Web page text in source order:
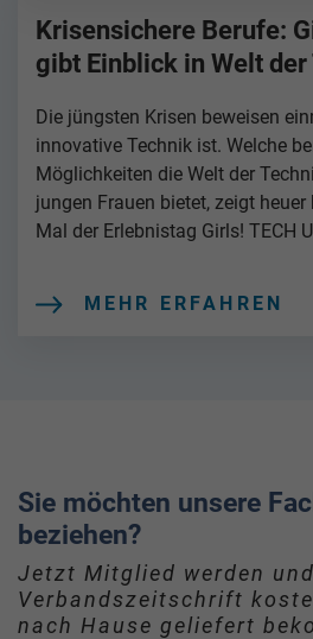
Krisensichere Berufe:
gibt Einblick in Welt
Die jüngsten Krisen beweisen
innovative Technik ist. Welche
Möglichkeiten die Welt der
jungen Frauen bietet, zeigt
Mal der Erlebnistag Girls! TECH
MEHR ERFAHREN
Sie möchten unsere
beziehen?
Jetzt Mitglied werden
Verbandszeitschrift
nach Hause geliefert